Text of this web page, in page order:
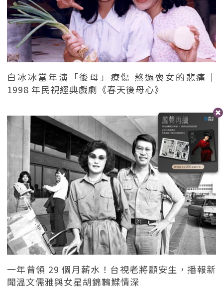
白冰冰當年演「後母」療傷 熬過喪女的悲痛｜
1998 年民視經典戲劇《春天後母心》
一年曾領 29 個月薪水！台視老將顧安生，播報新
聞溫文儒雅與女星胡錦鶼鰈情深